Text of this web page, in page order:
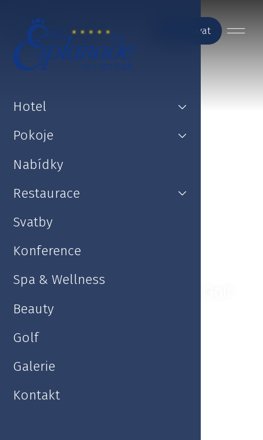
Rezervovat
Hotel
Pokoje
Nabídky
Restaurace
Svatby
Konference
Spa & Wellness
Beauty
Golf
Galerie
Kontakt